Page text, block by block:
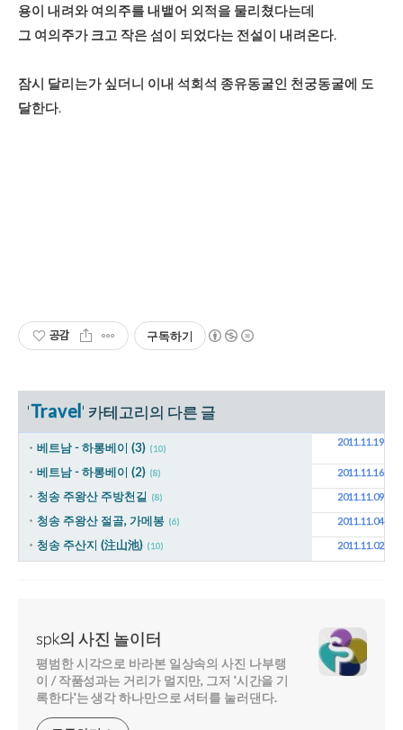
용이 내려와 여의주를 내뱉어 외적을 물리쳤다는데
그 여의주가 크고 작은 섬이 되었다는 전설이 내려온다.
잠시 달리는가 싶더니 이내 석회석 종유동굴인 천궁동굴에 도
달한다.
공감 구독하기
'Travel' 카테고리의 다른 글
베트남 - 하롱베이 (3) (10)
2011.11.19
베트남 - 하롱베이 (2) (8) 2011.11.16
청송 주왕산 주방천길 (8) 2011.11.09
청송 주왕산 절골, 가메봉 (6) 2011.11.04
청송 주산지 (注山池) (10) 2011.11.02
spk의 사진 놀이터
평범한 시각으로 바라본 일상속의 사진 나부랭
이 / 작품성과는 거리가 멀지만, 그저 '시간을 기
록한다'는 생각 하나만으로 셔터를 눌러댄다.